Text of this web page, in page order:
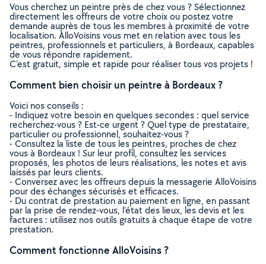
Vous cherchez un peintre près de chez vous ? Sélectionnez
directement les offreurs de votre choix ou postez votre
demande auprès de tous les membres à proximité de votre
localisation. AlloVoisins vous met en relation avec tous les
peintres, professionnels et particuliers, à Bordeaux, capables
de vous répondre rapidement.
C’est gratuit, simple et rapide pour réaliser tous vos projets !
Comment bien choisir un peintre à Bordeaux ?
Voici nos conseils :
- Indiquez votre besoin en quelques secondes : quel service
recherchez-vous ? Est-ce urgent ? Quel type de prestataire,
particulier ou professionnel, souhaitez-vous ?
- Consultez la liste de tous les peintres, proches de chez
vous à Bordeaux ! Sur leur profil, consultez les services
proposés, les photos de leurs réalisations, les notes et avis
laissés par leurs clients.
- Conversez avec les offreurs depuis la messagerie AlloVoisins
pour des échanges sécurisés et efficaces.
- Du contrat de prestation au paiement en ligne, en passant
par la prise de rendez-vous, l’état des lieux, les devis et les
factures : utilisez nos outils gratuits à chaque étape de votre
prestation.
Comment fonctionne AlloVoisins ?